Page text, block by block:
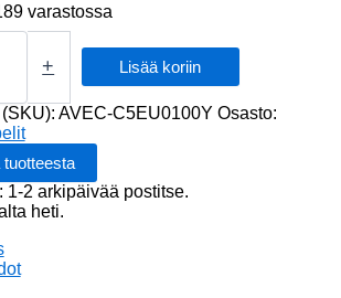
varastossa
+ Lisää koriin
AVEC-C5EU0100Y Osasto:
1-2 arkipäivää postitse.
heti.